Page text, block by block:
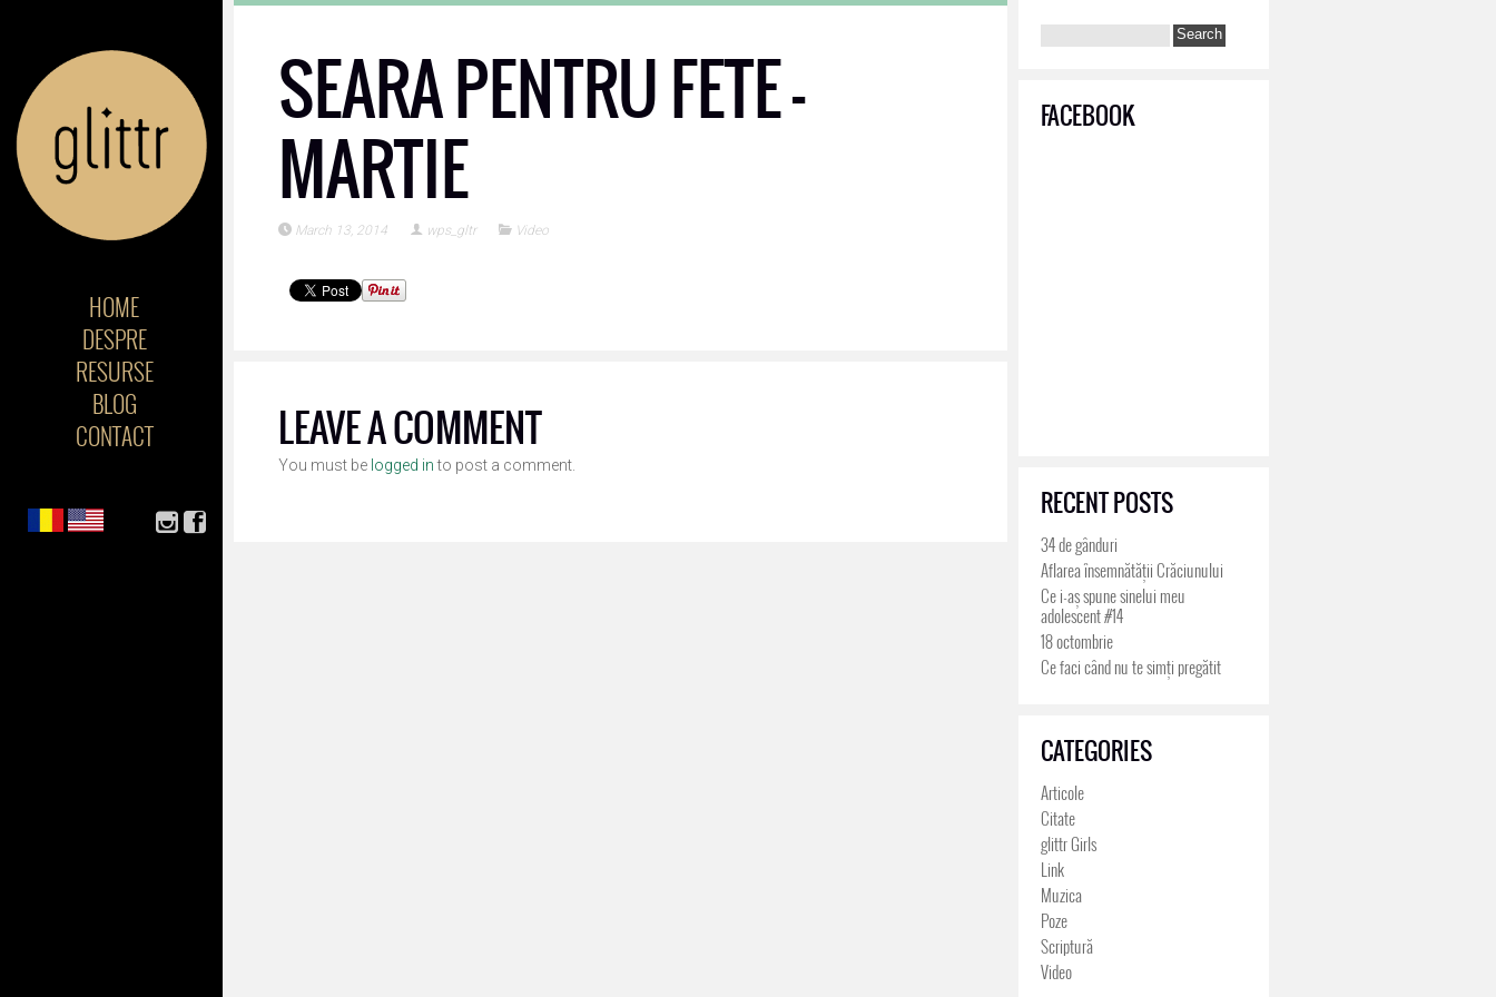
HOME
DESPRE
RESURSE
BLOG
CONTACT
SEARA PENTRU FETE –
MARTIE
March 13, 2014 wps_gltr Video
LEAVE A COMMENT
You must be logged into post a comment.
FACEBOOK
RECENT POSTS
34 de gânduri
Aflarea însemnătății Crăciunului
Ce i-aș spune sinelui meu
adolescent #14
18 octombrie
Ce faci când nu te simți pregătit
CATEGORIES
Articole
Citate
glittr Girls
Link
Muzica
Poze
Scriptură
Video